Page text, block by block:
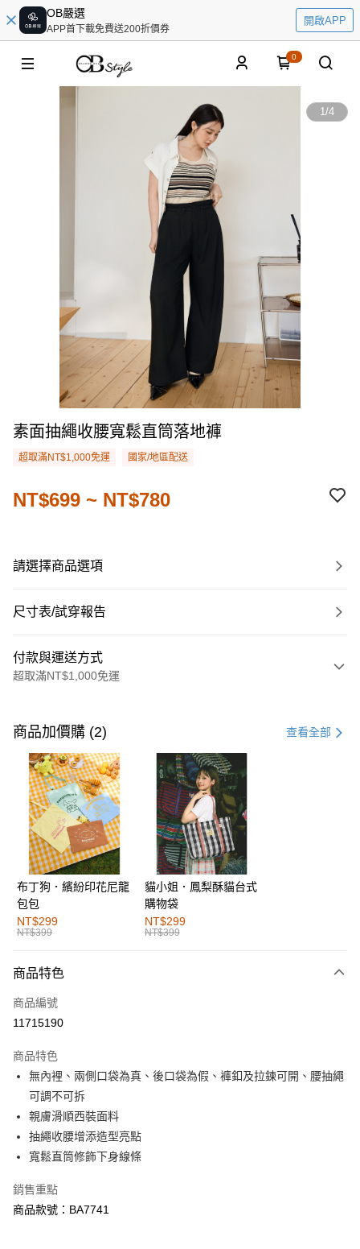
OB嚴選
APP首下載免費送200折價券
開啟APP
0
1/4
素面抽繩收腰寬鬆直筒落地褲
超取滿NT$1,000免運 國家/地區配送
NT$699 ~ NT$780
請選擇商品選項
尺寸表/試穿報告
付款與運送方式
超取滿NT$1,000免運
信用卡一次付款
購物金
超商取貨付款
LINE Pay
街口支付
運送方式
全家取貨付款
每筆NT$60，滿NT$1,000(含以上)免運費
付款後全家取貨
萊爾富取貨付款
付款後萊爾富取貨
每筆NT$60，滿NT$1,000(含以上)免運費
7-11取貨付款
每筆NT$60，滿NT$1,000(含以上)免運費
每筆NT$60，滿NT$1,000(含以上)免運費
商品加價購 (2) 查看全部
布丁狗．繽紛印花尼龍
包包
NT$299
NT$399
貓小姐．鳳梨酥貓台式
購物袋
NT$299
NT$399
商品特色
商品編號
11715190
商品特色
無內裡、兩側口袋為真、後口袋為假、褲釦及拉鍊可開、腰抽繩
可調不可拆
親膚滑順西裝面料
抽繩收腰增添造型亮點
寬鬆直筒修飾下身線條
銷售重點
商品款號：BA7741